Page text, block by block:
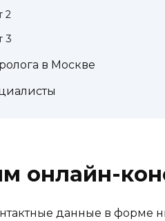
2
3
в Москве
онлайн-
данные в форме